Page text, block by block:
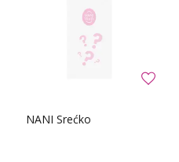
NANI Srećko